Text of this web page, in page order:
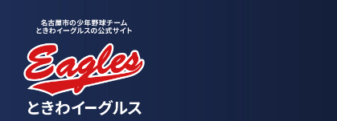
content